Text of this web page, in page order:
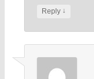
Reply ↓